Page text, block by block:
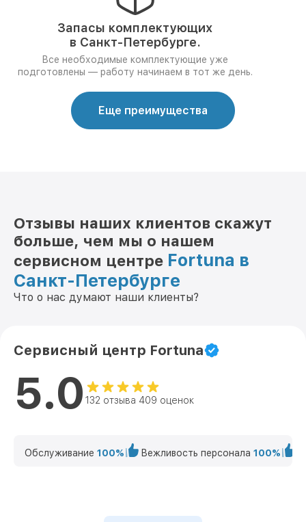
Запасы комплектующих
в Санкт-Петербурге.
Все необходимые комплектующие уже
подготовлены — работу начинаем в тот же день.
Еще преимущества
Отзывы наших клиентов скажут
больше, чем мы о нашем
сервисном центре Fortuna в
Санкт-Петербурге
Что о нас думают наши клиенты?
Сервисный центр Fortuna
5.0 132 отзыва 409 оценок
Обслуживание 100% Вежливость персонала 100%